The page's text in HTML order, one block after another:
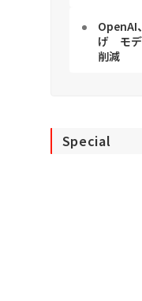
OpenAI
げ モデ
削減
Special